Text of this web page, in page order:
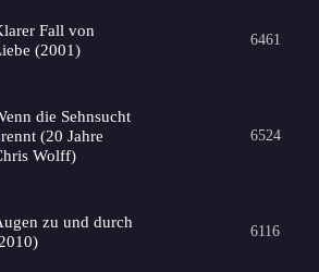
Fall von
(2001)
6461
die Sehnsucht
(20 Jahre
Wolff)
6524
zu und durch
6116